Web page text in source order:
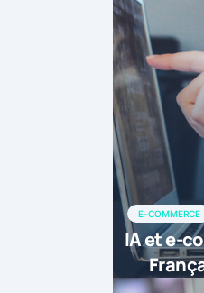
E-COMMERCE
IA et e-